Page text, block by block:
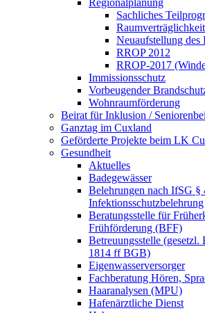
Regionalplanung
Sachliches
Neuaufstellung des
RROP 2012
RROP-2017
Immissionsschutz
Vorbeugender
Wohnraumförderung
Beirat für Inklusion /
Ganztag im Cuxland
Geförderte Projekte beim LK
Gesundheit
Aktuelles
Badegewässer
Belehrungen nach IfSG §
Infektionsschutzbelehrung
Beratungsstelle für
Frühförderung (BFF)
Betreuungsstelle (gesetzl.
1814 ff BGB)
Eigenwasserversorger
Fachberatung Hören,
Haaranalysen (MPU)
Hafenärztliche Dienst